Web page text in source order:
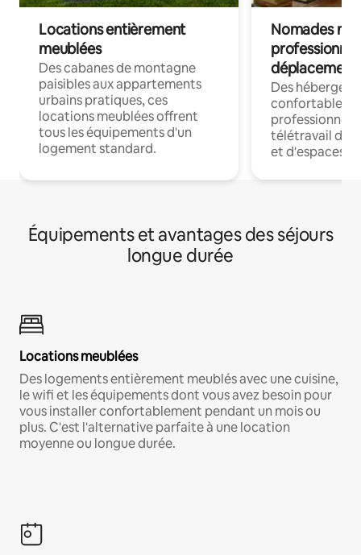
Locations entièrement
meublées
Des cabanes de montagne
paisibles aux appartements
urbains pratiques, ces
locations meublées offrent
tous les équipements d'un
logement standard.
Nomades
déplacement
Des
confortables
professionnels
télétravail
et d'espaces
Équipements et avantages des séjours
longue durée
Locations meublées
Des logements entièrement meublés avec une cuisine,
le wifi et les équipements dont vous avez besoin pour
vous installer confortablement pendant un mois ou
plus. C'est l'alternative parfaite à une location
moyenne ou longue durée.